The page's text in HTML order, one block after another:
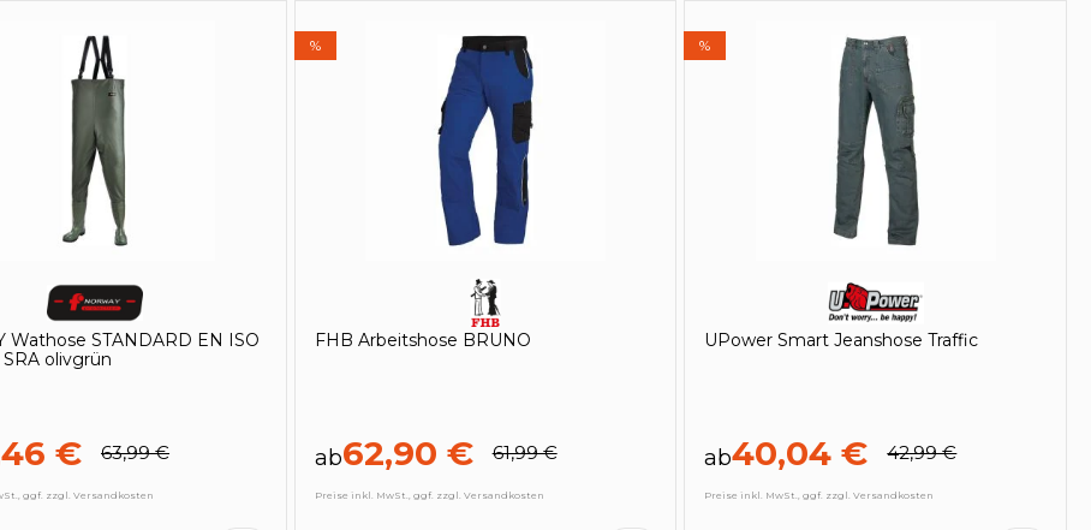
Wathose STANDARD EN ISO
SRA olivgrün
€ 63,99 €
ggf. zzgl. Versandkosten
%
FHB Arbeitshose BRUNO
ab62,90 € 61,99 €
Preise inkl. MwSt., ggf. zzgl. Versandkosten
%
UPower Smart Jeanshose Traffic
ab40,04 € 42,99 €
Preise inkl. MwSt., ggf. zzgl. Versandkosten